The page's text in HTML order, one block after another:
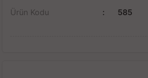
Ürün Kodu
585